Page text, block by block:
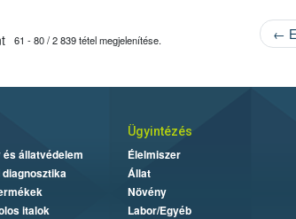
61 - 80 / 2 839 tétel megjelenítése. ←
állatvédelem
italok
Ügyintézés
Élelmiszer
Állat
Növény
Labor/Egyéb